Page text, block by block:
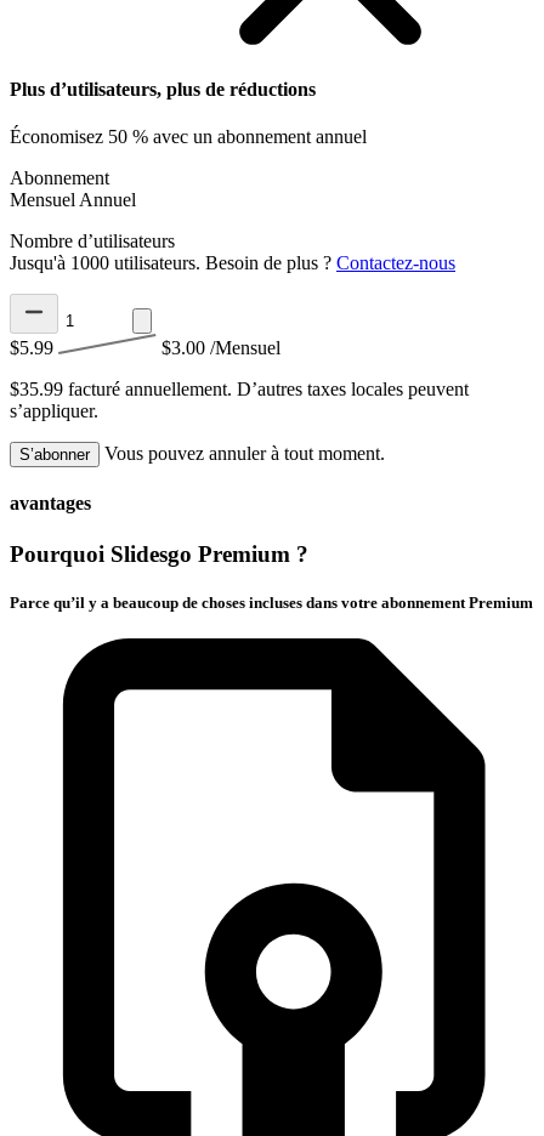
Plus d’utilisateurs, plus de réductions
Économisez 50 % avec un abonnement annuel
Abonnement
Mensuel Annuel
Nombre d’utilisateurs
Jusqu'à 1000 utilisateurs. Besoin de plus ? Contactez-nous
$5.99 $3.00 /Mensuel
$35.99 facturé annuellement. D’autres taxes locales peuvent
s’appliquer.
S’abonner Vous pouvez annuler à tout moment.
avantages
Pourquoi Slidesgo Premium ?
Parce qu’il y a beaucoup de choses incluses dans votre abonnement Premium